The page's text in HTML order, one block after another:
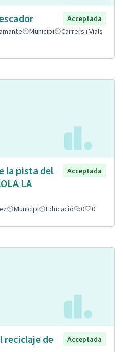
Acceptada
Municipi
Carrers i Vials
la pista del
LA
Acceptada
Municipi Educació 0 0
reciclaje de
Acceptada